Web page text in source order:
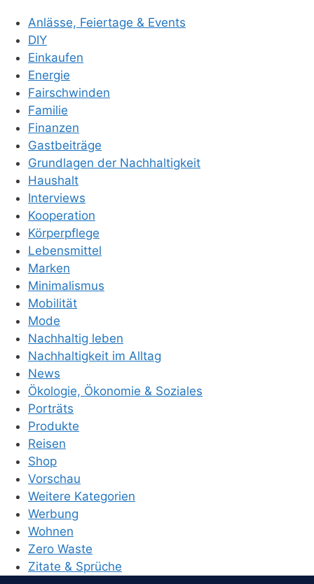
Anlässe, Feiertage & Events
DIY
Einkaufen
Energie
Fairschwinden
Familie
Finanzen
Gastbeiträge
Grundlagen der Nachhaltigkeit
Haushalt
Interviews
Kooperation
Körperpflege
Lebensmittel
Marken
Minimalismus
Mobilität
Mode
Nachhaltig leben
Nachhaltigkeit im Alltag
News
Ökologie, Ökonomie & Soziales
Porträts
Produkte
Reisen
Shop
Vorschau
Weitere Kategorien
Werbung
Wohnen
Zero Waste
Zitate & Sprüche